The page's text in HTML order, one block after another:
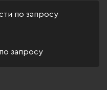
по запросу
запросу